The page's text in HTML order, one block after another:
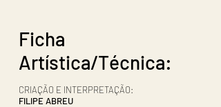
Ficha
Artística/Técnica:
CRIAÇÃO E INTERPRETAÇÃO:
FILIPE ABREU